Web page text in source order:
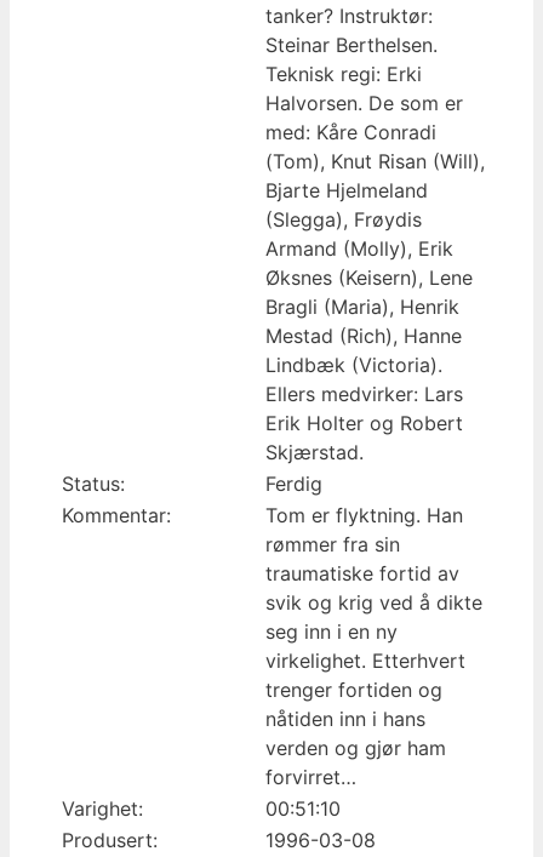
tanker? Instruktør:
Steinar Berthelsen.
Teknisk regi: Erki
Halvorsen. De som er
med: Kåre Conradi
(Tom), Knut Risan (Will),
Bjarte Hjelmeland
(Slegga), Frøydis
Armand (Molly), Erik
Øksnes (Keisern), Lene
Bragli (Maria), Henrik
Mestad (Rich), Hanne
Lindbæk (Victoria).
Ellers medvirker: Lars
Erik Holter og Robert
Skjærstad.
Status:
Ferdig
Kommentar:
Tom er flyktning. Han
rømmer fra sin
traumatiske fortid av
svik og krig ved å dikte
seg inn i en ny
virkelighet. Etterhvert
trenger fortiden og
nåtiden inn i hans
verden og gjør ham
forvirret…
Varighet:
00:51:10
Produsert:
1996-03-08